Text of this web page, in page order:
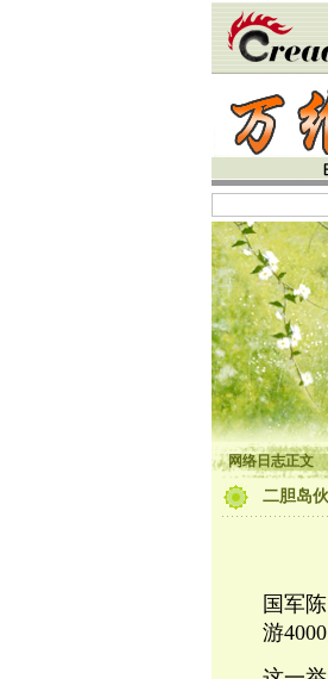
网络日志正文
二胆岛
国军
游